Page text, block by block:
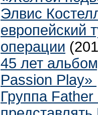
Элвис
европейский
операции
45 лет
Passion Play»
Группа